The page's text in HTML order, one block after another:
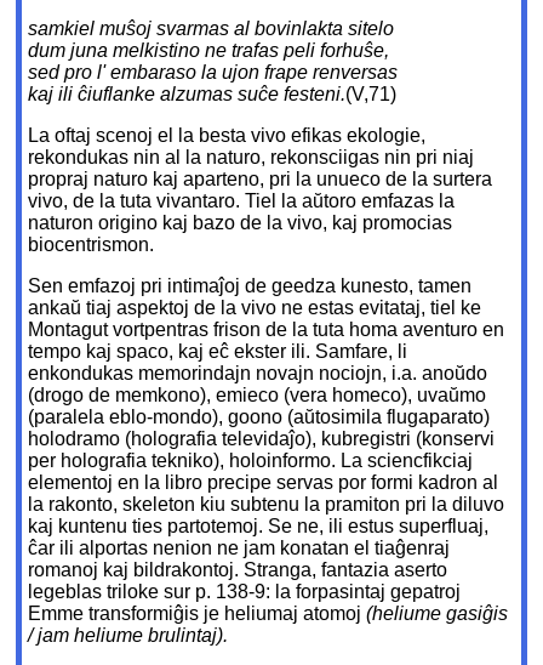
samkiel muŝoj svarmas al bovinlakta sitelo
dum juna melkistino ne trafas peli forhuŝe,
sed pro l' embaraso la ujon frape renversas
kaj ili ĉiuflanke alzumas suĉe festeni.(V,71)
La oftaj scenoj el la besta vivo efikas ekologie,
rekondukas nin al la naturo, rekonsciigas nin pri niaj
propraj naturo kaj aparteno, pri la unueco de la surtera
vivo, de la tuta vivantaro. Tiel la aŭtoro emfazas la
naturon origino kaj bazo de la vivo, kaj promocias
biocentrismon.
Sen emfazoj pri intimaĵoj de geedza kunesto, tamen
ankaŭ tiaj aspektoj de la vivo ne estas evitataj, tiel ke
Montagut vortpentras frison de la tuta homa aventuro en
tempo kaj spaco, kaj eĉ ekster ili. Samfare, li
enkondukas memorindajn novajn nociojn, i.a. anoŭdo
(drogo de memkono), emieco (vera homeco), uvaŭmo
(paralela eblo-mondo), goono (aŭtosimila flugaparato)
holodramo (holografia televidaĵo), kubregistri (konservi
per holografia tekniko), holoinformo. La sciencfikciaj
elementoj en la libro precipe servas por formi kadron al
la rakonto, skeleton kiu subtenu la pramiton pri la diluvo
kaj kuntenu ties partotemoj. Se ne, ili estus superfluaj,
ĉar ili alportas nenion ne jam konatan el tiaĝenraj
romanoj kaj bildrakontoj. Stranga, fantazia aserto
legeblas triloke sur p. 138-9: la forpasintaj gepatroj
Emme transformiĝis je heliumaj atomoj(heliume gasiĝis
/ jam heliume brulintaj).